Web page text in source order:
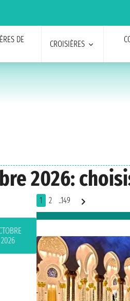
DE
CROISIÈRES
2026:
2026
1 2 ..149